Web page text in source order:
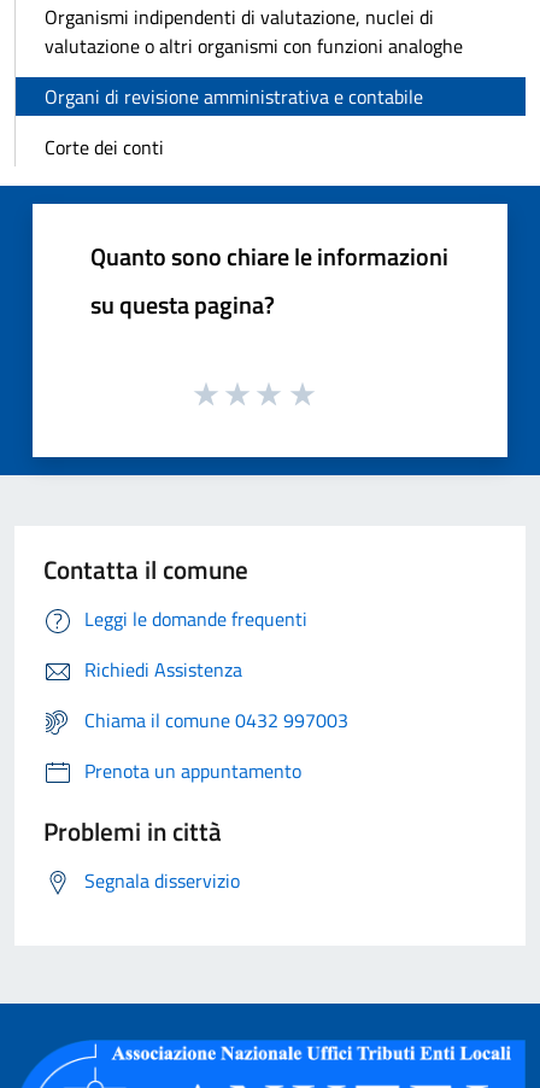
Organismi indipendenti di valutazione, nuclei di
valutazione o altri organismi con funzioni analoghe
Organi di revisione amministrativa e contabile
Corte dei conti
Quanto sono chiare le informazioni
su questa pagina?
Contatta il comune
Leggi le domande frequenti
Richiedi Assistenza
Chiama il comune 0432 997003
Prenota un appuntamento
Problemi in città
Segnala disservizio